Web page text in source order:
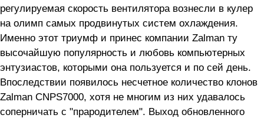
регулируемая скорость вентилятора вознесли в кулер
на олимп самых продвинутых систем охлаждения.
Именно этот триумф и принес компании Zalman ту
высочайшую популярность и любовь компьютерных
энтузиастов, которыми она пользуется и по сей день.
Впоследствии появилось несчетное количество клонов
Zalman CNPS7000, хотя не многим из них удавалось
соперничать с "прародителем". Выход обновленного